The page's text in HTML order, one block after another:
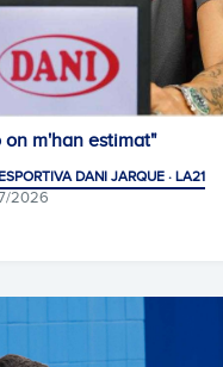
on m'han estimat"
DANI JARQUE · LA21
2026